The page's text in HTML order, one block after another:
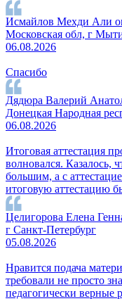
Исмайлов Мехди Али
Московская обл, г
06.08.2026
Спасибо
Дядюра Валерий
Донецкая Народная
06.08.2026
Итоговая аттестация
волновался. Казалось,
большим, а с
итоговую аттестацию
Целигорова Елена
г Санкт-Петербург
05.08.2026
Нравится подача
требовали не просто
педагогически верные